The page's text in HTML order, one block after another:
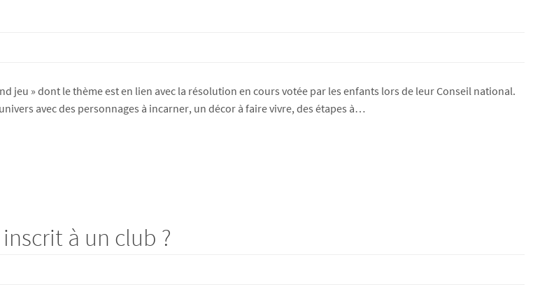
jeu » dont le thème est en lien avec la résolution en cours votée par les enfants lors de leur Conseil national.
avec des personnages à incarner, un décor à faire vivre, des étapes à…
à un club ?